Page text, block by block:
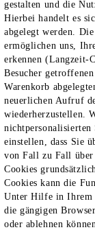
gestalten und die
Hierbei handelt es
abgelegt werden.
ermöglichen uns,
erkennen (Langzeit-
Besucher
Warenkorb
neuerlichen Aufruf
wiederherzustellen.
einstellen, dass Sie
von Fall zu Fall über
Cookies
Cookies kann die
Unter Hilfe in Ihrem
die gängigen
oder ablehnen